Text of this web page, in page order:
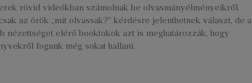
rövid videókban számolnak be olvasmányélményeikről.
az örök „mit olvassak?” kérdésre jelenthetnek választ, de a
nézettséget elérő booktokok azt is meghatározzák, hogy
fogunk még sokat hallani.